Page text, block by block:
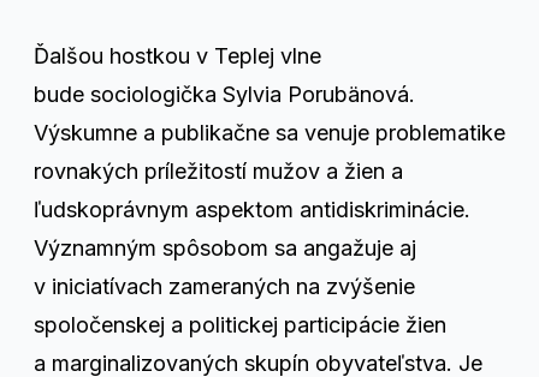
Ďalšou hostkou v Teplej vlne
bude sociologička Sylvia Porubänová.
Výskumne a publikačne sa venuje problematike
rovnakých príležitostí mužov a žien a
ľudskoprávnym aspektom antidiskriminácie.
Významným spôsobom sa angažuje aj
v iniciatívach zameraných na zvýšenie
spoločenskej a politickej participácie žien
a marginalizovaných skupín obyvateľstva. Je